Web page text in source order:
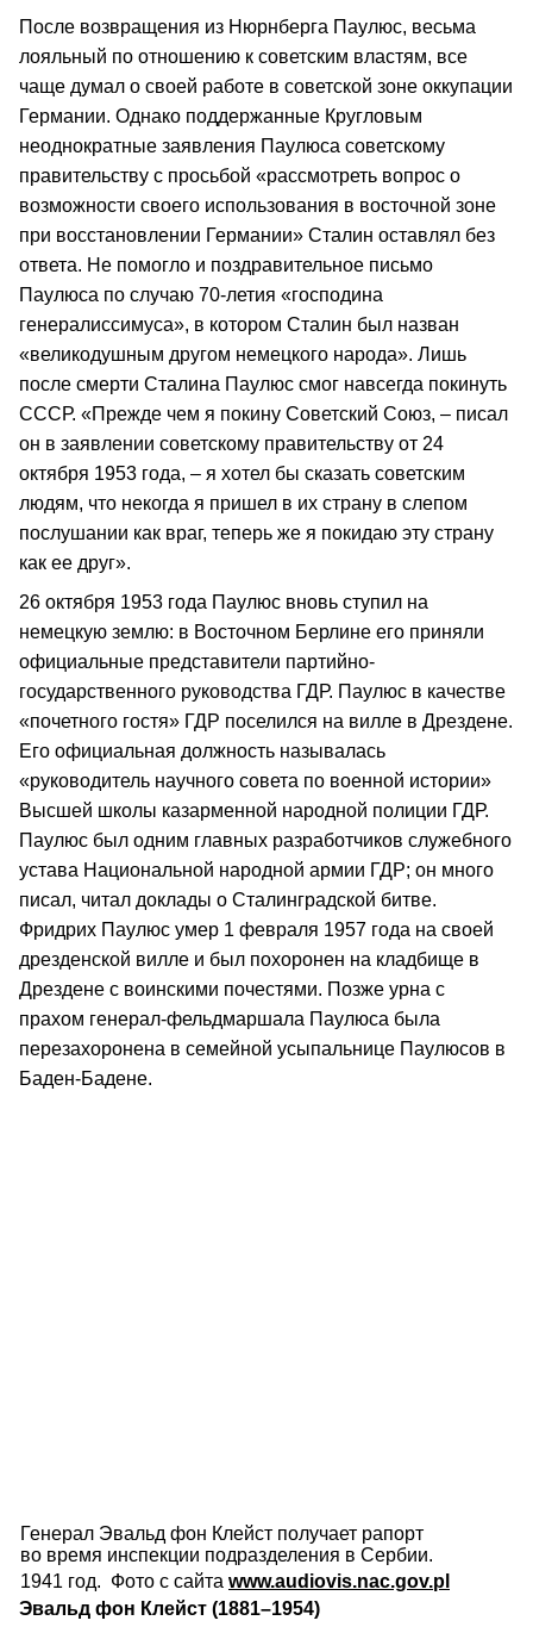
После возвращения из Нюрнберга Паулюс, весьма
лояльный по отношению к советским властям, все
чаще думал о своей работе в советской зоне оккупации
Германии. Однако поддержанные Кругловым
неоднократные заявления Паулюса советскому
правительству с просьбой «рассмотреть вопрос о
возможности своего использования в восточной зоне
при восстановлении Германии» Сталин оставлял без
ответа. Не помогло и поздравительное письмо
Паулюса по случаю 70-летия «господина
генералиссимуса», в котором Сталин был назван
«великодушным другом немецкого народа». Лишь
после смерти Сталина Паулюс смог навсегда покинуть
СССР. «Прежде чем я покину Советский Союз, – писал
он в заявлении советскому правительству от 24
октября 1953 года, – я хотел бы сказать советским
людям, что некогда я пришел в их страну в слепом
послушании как враг, теперь же я покидаю эту страну
как ее друг».
26 октября 1953 года Паулюс вновь ступил на
немецкую землю: в Восточном Берлине его приняли
официальные представители партийно-
государственного руководства ГДР. Паулюс в качестве
«почетного гостя» ГДР поселился на вилле в Дрездене.
Его официальная должность называлась
«руководитель научного совета по военной истории»
Высшей школы казарменной народной полиции ГДР.
Паулюс был одним главных разработчиков служебного
устава Национальной народной армии ГДР; он много
писал, читал доклады о Сталинградской битве.
Фридрих Паулюс умер 1 февраля 1957 года на своей
дрезденской вилле и был похоронен на кладбище в
Дрездене с воинскими почестями. Позже урна с
прахом генерал-фельдмаршала Паулюса была
перезахоронена в семейной усыпальнице Паулюсов в
Баден-Бадене.
Генерал Эвальд фон Клейст получает рапорт
во время инспекции подразделения в Сербии.
1941 год. Фото с сайта www.audiovis.nac.gov.pl
Эвальд фон Клейст (1881–1954)